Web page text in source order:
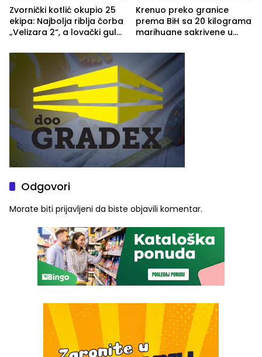
Zvornički kotlić okupio 25
ekipa: Najbolja riblja čorba
„Velizara 2“, a lovački gulaš
Krenuo preko granice
prema BiH sa 20 kilograma
marihuane sakrivene u
Odgovori
Morate biti prijavljeni da biste objavili komentar.